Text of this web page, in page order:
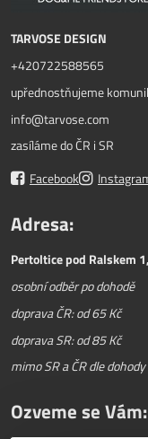
TARVOSE DESIGN
+420722588565
upřednostňujeme
info@tarvose.com
zasíláme do ČR i SR
Facebook
Adresa:
Pertoltice pod Ralskem
osobní odběr po dohodě
doprava ČR: od 65 Kč
doprava SR: od 85 Kč
mimo SR a ČR dle dohody
Ozveme se Vám: